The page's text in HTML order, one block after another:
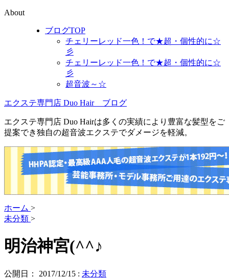
About
ブログTOP
チェリーレッド一色！で★超・個性的に☆
彡
チェリーレッド一色！で★超・個性的に☆
彡
超音波～☆
エクステ専門店 Duo Hair ブログ
エクステ専門店 Duo Hairは多くの実績により豊富な髪型をご
提案でき独自の超音波エクステでダメージを軽減。
ホーム >
未分類 >
明治神宮(^^♪
公開日： 2017/12/15 : 未分類